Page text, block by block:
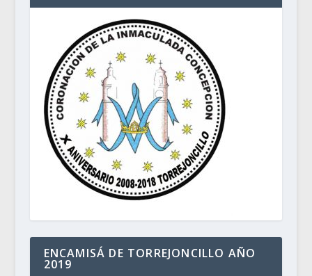
ENCAMISÁ DE TORREJONCILLO AÑO
2019